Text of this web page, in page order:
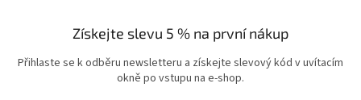
Získejte slevu 5 % na první nákup
Přihlaste se k odběru newsletteru a získejte slevový kód v uvítacím
okně po vstupu na e-shop.